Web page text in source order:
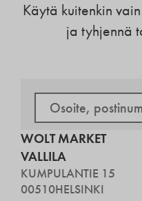
Käytä kuitenkin
ja tyhjennä
WOLT MARKET
VALLILA
KUMPULANTIE 15
00510HELSINKI